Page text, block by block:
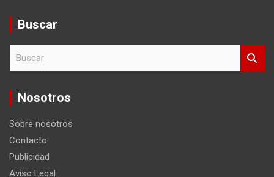
Buscar
c
Nosotros
Sobre nosotros
Contacto
Publicidad
Aviso Legal